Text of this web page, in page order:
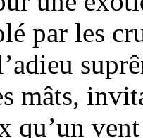
par les
mâts,
qu’un